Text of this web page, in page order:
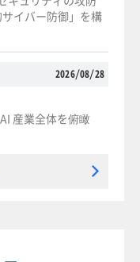
イバー防御」を構
2026/08/28
産業全体を俯瞰